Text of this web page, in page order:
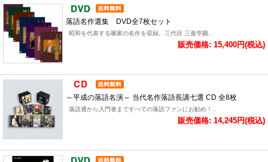
落語名作選集 DVD全7枚セット
昭和を代表する噺家の名作を収録。三代目 三遊亭圓..
販売価格: 15,400円(税込)
～平成の落語名演～ 当代名作落語長講七選 CD 全8枚
落語通から入門者まですべての落語ファンにお勧め！..
販売価格: 14,245円(税込)